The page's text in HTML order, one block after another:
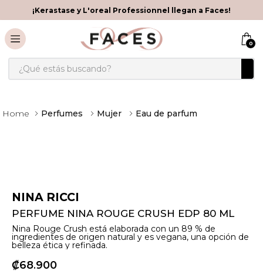
¡Kerastase y L'oreal Professionnel llegan a Faces!
0
¿Qué estás buscando?
Perfumes Mujer Eau de parfum
NINA RICCI
PERFUME NINA ROUGE CRUSH EDP 80 ML
Nina Rouge Crush está elaborada con un 89 % de
ingredientes de origen natural y es vegana, una opción de
belleza ética y refinada.
₡68 900